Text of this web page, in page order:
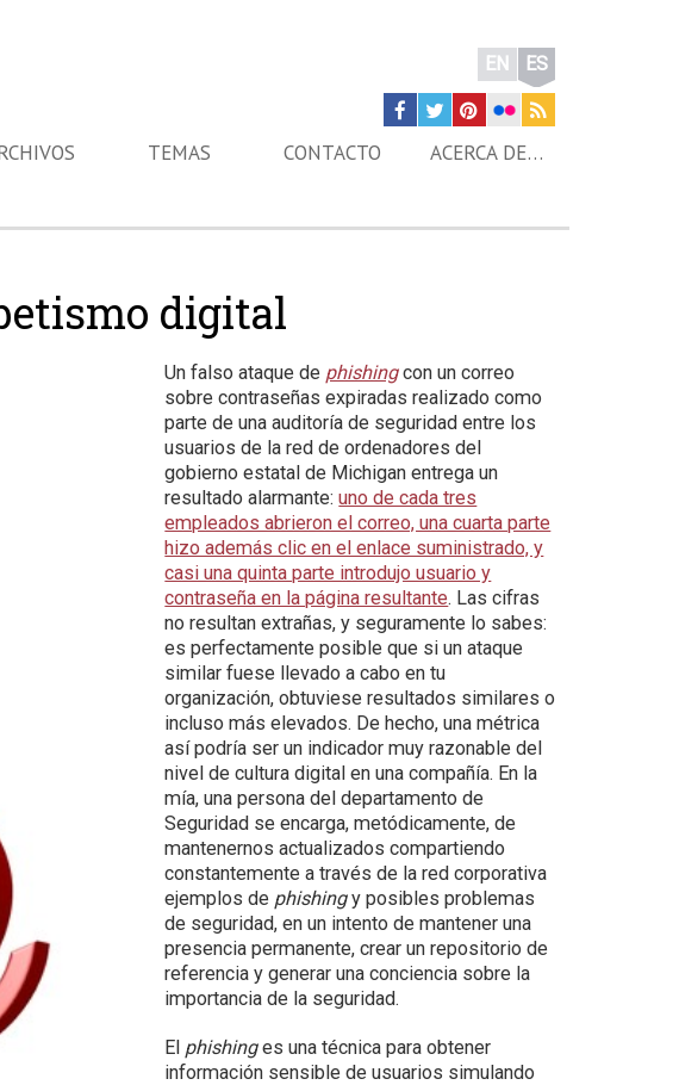
EN ES
TEMAS CONTACTO ACERCA DE…
digital
Un falso ataque de phishingcon un correo
sobre contraseñas expiradas realizado como
parte de una auditoría de seguridad entre los
usuarios de la red de ordenadores del
gobierno estatal de Michigan entrega un
resultado alarmante:uno de cada tres
empleados abrieron el correo, una cuarta parte
hizo además clic en el enlace suministrado, y
casi una quinta parte introdujo usuario y
contraseña en la página resultante. Las cifras
no resultan extrañas, y seguramente lo sabes:
es perfectamente posible que si un ataque
similar fuese llevado a cabo en tu
organización, obtuviese resultados similares o
incluso más elevados. De hecho, una métrica
así podría ser un indicador muy razonable del
nivel de cultura digital en una compañía. En la
mía, una persona del departamento de
Seguridad se encarga, metódicamente, de
mantenernos actualizados compartiendo
constantemente a través de la red corporativa
ejemplos de phishingy posibles problemas
de seguridad, en un intento de mantener una
presencia permanente, crear un repositorio de
referencia y generar una conciencia sobre la
importancia de la seguridad.
El phishinges una técnica para obtener
información sensible de usuarios simulando